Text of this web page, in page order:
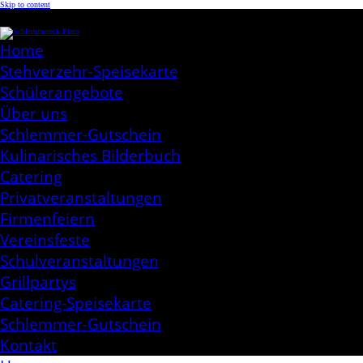
Skip to content
Home
Stehverzehr-Speisekarte
Schülerangebote
Über uns
Schlemmer-Gutschein
Kulinarisches Bilderbuch
Catering
Privatveranstaltungen
Firmenfeiern
Vereinsfeste
Schulveranstaltungen
Grillpartys
Catering-Speisekarte
Schlemmer-Gutschein
Kontakt